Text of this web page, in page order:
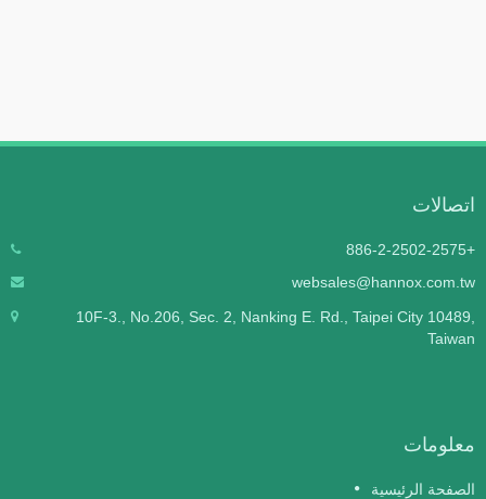
اتصالات
+886-2-2502-2575
websales@hannox.com.tw
10F-3., No.206, Sec. 2, Nanking E. Rd., Taipei City 10489,
Taiwan
معلومات
الصفحة الرئيسية